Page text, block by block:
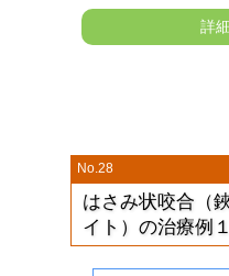
詳
No.28
はさみ状咬合（
イト）の治療例１